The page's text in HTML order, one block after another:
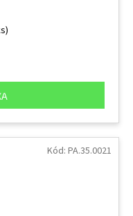
Kód: PA.35.0021